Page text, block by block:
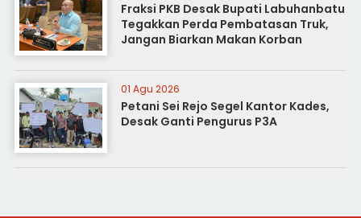
Fraksi PKB Desak Bupati Labuhanbatu
Tegakkan Perda Pembatasan Truk,
Jangan Biarkan Makan Korban
01 Agu 2026
Petani Sei Rejo Segel Kantor Kades,
Desak Ganti Pengurus P3A